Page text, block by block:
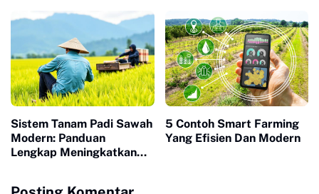
Sistem Tanam Padi Sawah
Modern: Panduan
Lengkap Meningkatkan
5 Contoh Smart Farming
Yang Efisien Dan Modern